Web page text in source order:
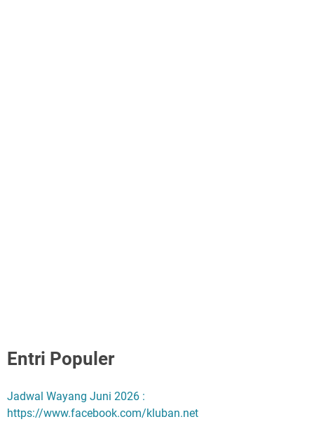
Entri Populer
Jadwal Wayang Juni 2026 :
https://www.facebook.com/kluban.net